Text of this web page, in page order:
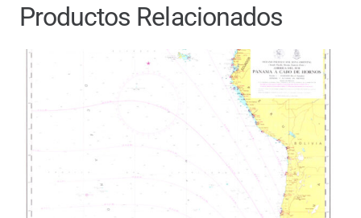
Productos Relacionados